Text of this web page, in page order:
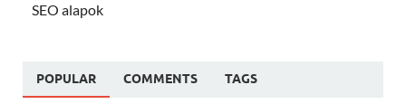
SEO alapok
POPULAR COMMENTS TAGS